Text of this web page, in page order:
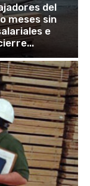
del
meses sin
e